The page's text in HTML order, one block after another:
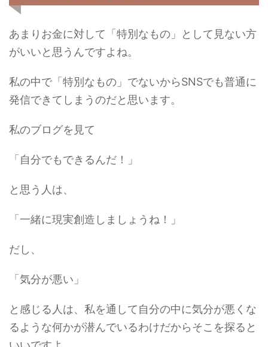
あまりお金に対して「特別なもの」として見ない方
がいいと思うんですよね。
私の中で「特別なもの」でないからSNSでも普通に
発信できてしまうのだと思います。
私のブログを見て
「自分でもできるんだ！」
と思う人は、
「一緒に現実創造しましょうね！」
だし、
「気分が悪い」
と感じる人は、私を通して自分の中に気分が悪くな
るような何かが潜んでいるわけだからそこを探ると